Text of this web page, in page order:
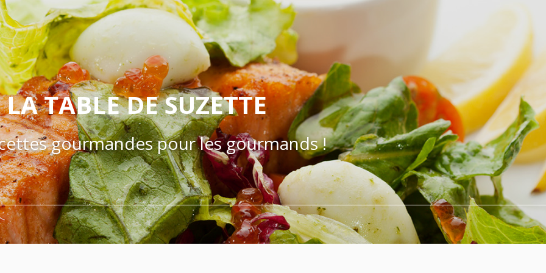
LA TABLE DE SUZETTE
gourmandes pour les gourmands !